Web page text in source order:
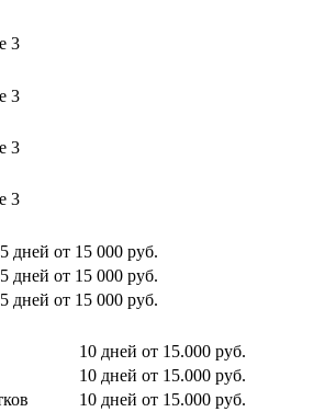
3
3
3
3
5 дней от 15 000 руб.
5 дней от 15 000 руб.
5 дней от 15 000 руб.
10 дней от 15.000 руб.
10 дней от 15.000 руб.
10 дней от 15.000 руб.